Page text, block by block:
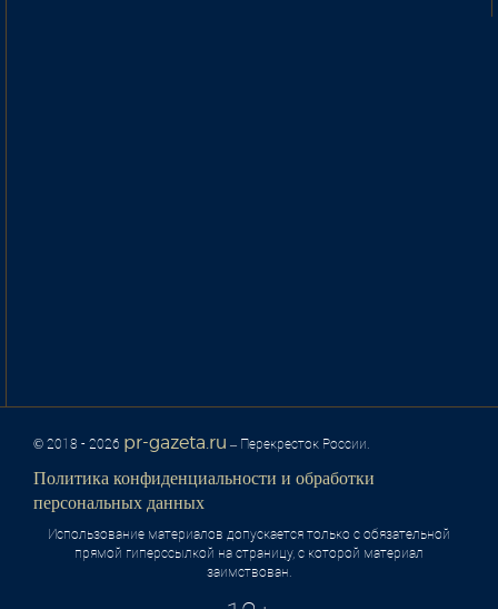
© 2018 - 2026 pr-gazeta.ru – Перекресток России.
Политика конфиденциальности и обработки
персональных данных
Использование материалов допускается только с обязательной
прямой гиперссылкой на страницу, с которой материал
заимствован.